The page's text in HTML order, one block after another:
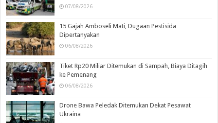
07/08/2026
15 Gajah Amboseli Mati, Dugaan Pestisida
Dipertanyakan
06/08/2026
Tiket Rp20 Miliar Ditemukan di Sampah, Biaya Ditagih
ke Pemenang
06/08/2026
Drone Bawa Peledak Ditemukan Dekat Pesawat
Ukraina